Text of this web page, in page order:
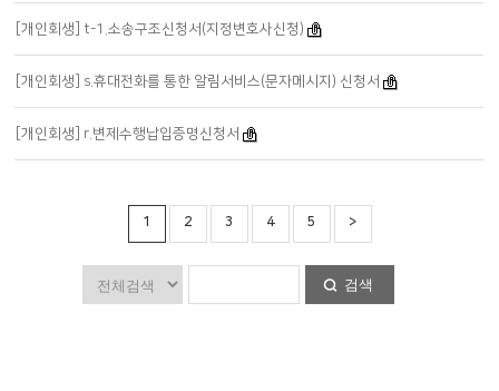
[개인회생] t-1.소송구조신청서(지정변호사신청)
[개인회생] s.휴대전화를 통한 알림서비스(문자메시지) 신청서
[개인회생] r.변제수행납입증명신청서
1 2 3 4 5 >
검색